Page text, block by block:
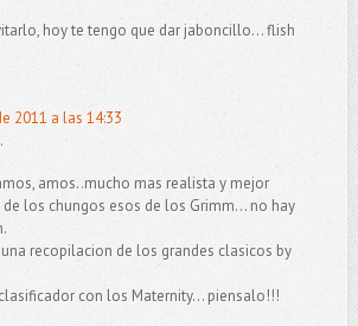
hoy te tengo que dar jaboncillo... flish
2011 a las 14:33
amos..mucho mas realista y mejor
los chungos esos de los Grimm... no hay
recopilacion de los grandes clasicos by
con los Maternity... piensalo!!!